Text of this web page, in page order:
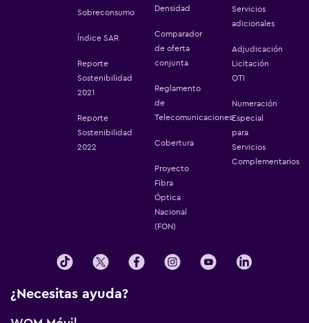
Sobreconsumo
Índice SAR
Reporte
Sostenibilidad
2021
Reporte
Sostenibilidad
2022
Densidad
Comparador
de oferta
conjunta
Reglamento
de
Telecomunicaciones
Cobertura
Proyecto
Fibra
Óptica
Nacional
(FON)
Servicios
adicionales
Adjudicación
Licitación
OTI
Numeración
Especial
para
Servicios
Complementarios
¿Necesitas ayuda?